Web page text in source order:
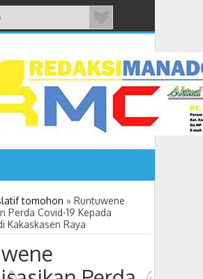
Seminar Budaya
tomohon » Runtuwene
Perda Covid-19 Kepada
Kakaskasen Raya